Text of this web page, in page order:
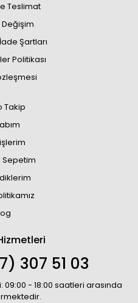
Teslimat
Şartları
Politikası
Takip
Sepetim
307 51 03
- 18:00 saatleri arasında